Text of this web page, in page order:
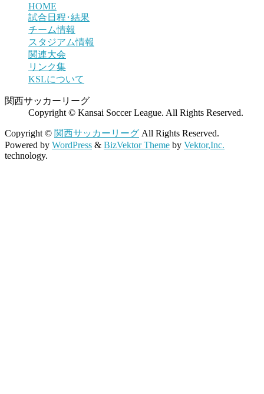
HOME
試合日程･結果
チーム情報
スタジアム情報
関連大会
リンク集
KSLについて
関西サッカーリーグ
Copyright © Kansai Soccer League. All Rights Reserved.
Copyright © 関西サッカーリーグ All Rights Reserved.
Powered by WordPress & BizVektor Theme by Vektor,Inc.
technology.